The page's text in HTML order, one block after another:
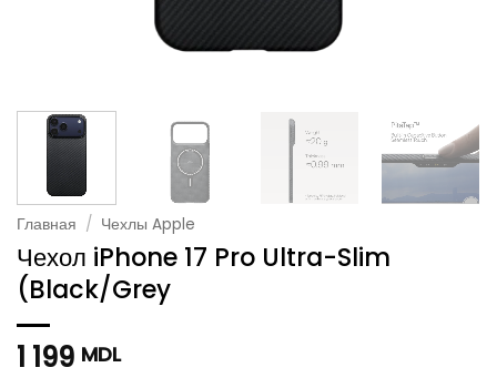
Главная / Чехлы Apple
Чехол iPhone 17 Pro Ultra-Slim
(Black/Grey
1 199 MDL